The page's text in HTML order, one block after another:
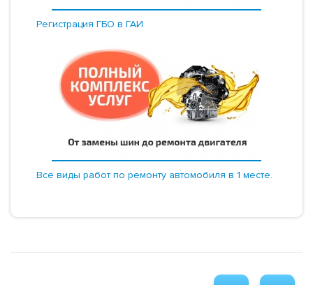
Регистрация ГБО в ГАИ
Все виды работ по ремонту автомобиля в 1 месте.